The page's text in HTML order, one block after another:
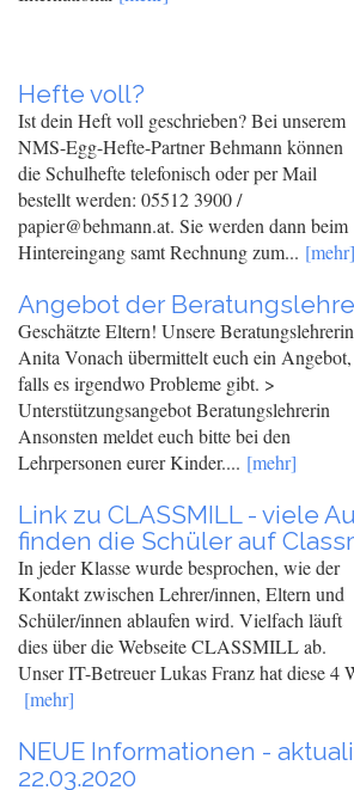
Hefte voll?
Ist dein Heft voll geschrieben? Bei unserem
NMS-Egg-Hefte-Partner Behmann können
die Schulhefte telefonisch oder per Mail
bestellt werden: 05512 3900 /
papier@behmann.at. Sie werden dann beim
Hintereingang samt Rechnung zum... [mehr]
Angebot der
Geschätzte Eltern! Unsere Beratungslehrerin
Anita Vonach übermittelt euch ein Angebot,
falls es irgendwo Probleme gibt. >
Unterstützungsangebot Beratungslehrerin
Ansonsten meldet euch bitte bei den
Lehrpersonen eurer Kinder.... [mehr]
Link zu CLASSMILL - viele
finden die Schüler auf
In jeder Klasse wurde besprochen, wie der
Kontakt zwischen Lehrer/innen, Eltern und
Schüler/innen ablaufen wird. Vielfach läuft
dies über die Webseite CLASSMILL ab.
Unser IT-Betreuer Lukas Franz hat diese 4
[mehr]
NEUE Informationen -
22.03.2020